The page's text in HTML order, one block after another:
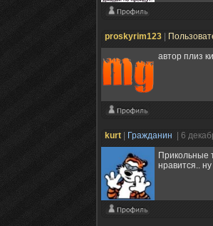
proskyrim123 |
автор плиз
kurt | Гражданин | 6
Прикольные
нравится..